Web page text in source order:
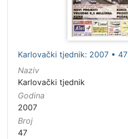
Karlovački tjednik: 2007 • 47
Naziv
Karlovački tjednik
Godina
2007
Broj
47